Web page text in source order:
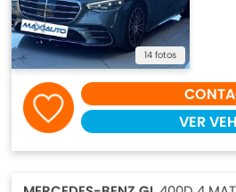
14 fotos
VER